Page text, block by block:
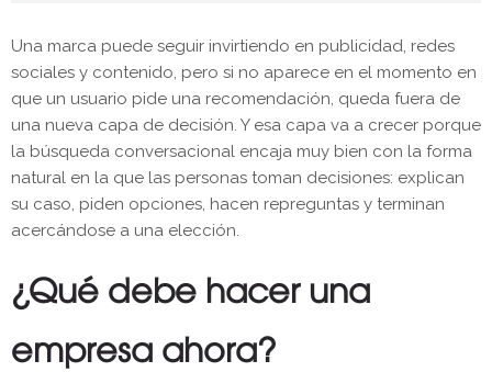
Una marca puede seguir invirtiendo en publicidad, redes
sociales y contenido, pero si no aparece en el momento en
que un usuario pide una recomendación, queda fuera de
una nueva capa de decisión. Y esa capa va a crecer porque
la búsqueda conversacional encaja muy bien con la forma
natural en la que las personas toman decisiones: explican
su caso, piden opciones, hacen repreguntas y terminan
acercándose a una elección.
¿Qué debe hacer una
empresa ahora?